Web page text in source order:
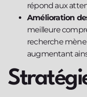
répond aux
Amélioration
meilleure
recherche
augmentant